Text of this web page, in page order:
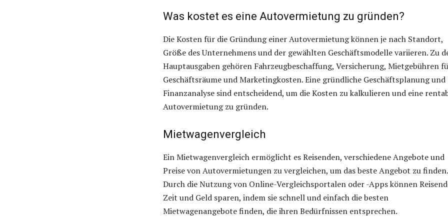
Was kostet es eine Autovermietung zu gründen?
Die Kosten für die Gründung einer Autovermietung können je nach Standort,
Größe des Unternehmens und der gewählten Geschäftsmodelle variieren. Zu
Hauptausgaben gehören Fahrzeugbeschaffung, Versicherung, Mietgebühren
Geschäftsräume und Marketingkosten. Eine gründliche Geschäftsplanung und
Finanzanalyse sind entscheidend, um die Kosten zu kalkulieren und eine
Autovermietung zu gründen.
Mietwagenvergleich
Ein Mietwagenvergleich ermöglicht es Reisenden, verschiedene Angebote und
Preise von Autovermietungen zu vergleichen, um das beste Angebot zu finden.
Durch die Nutzung von Online-Vergleichsportalen oder -Apps können
Zeit und Geld sparen, indem sie schnell und einfach die besten
Mietwagenangebote finden, die ihren Bedürfnissen entsprechen.